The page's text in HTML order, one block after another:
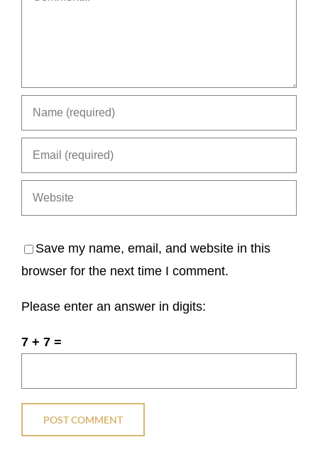
Save my name, email, and website in this
browser for the next time I comment.
Please enter an answer in digits:
7 + 7 =